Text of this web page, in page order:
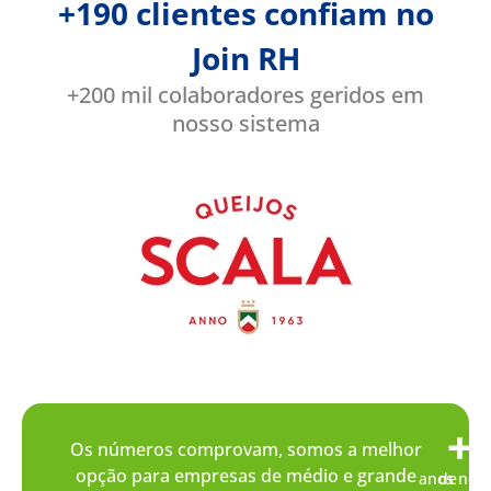
+190 clientes confiam no
Join RH
+200 mil colaboradores geridos em
nosso sistema
anos no
+
de
+
Os números comprovam, somos a melhor
opção para empresas de médio e grande